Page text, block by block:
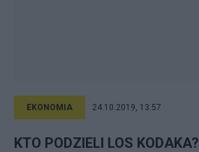
EKONOMIA 24.10.2019, 13:57
KTO PODZIELI LOS KODAKA?